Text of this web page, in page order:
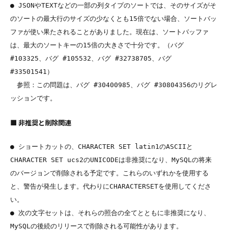
● JSONやTEXTなどの一部の列タイプのソートでは、そのサイズがそ
のソートの最大行のサイズの少なくとも15倍でない場合、ソートバッ
ファが使い果たされることがありました。現在は、ソートバッファ
は、最大のソートキーの15倍の大きさで十分です。（バグ
#103325、バグ #105532、バグ #32738705、バグ
#33501541）
参照：この問題は、バグ #30400985、バグ #30804356のリグレ
■ 非推奨と削除関連
● ショートカットの、CHARACTER SET latin1のASCIIと
CHARACTER SET ucs2のUNICODEは非推奨になり、MySQLの将来
のバージョンで削除される予定です。これらのいずれかを使用する
と、警告が発生します。代わりにCHARACTERSETを使用してくださ
い。
● 次の文字セットは、それらの照合の全てとともに非推奨になり、
MySQLの後続のリリースで削除される可能性があります。